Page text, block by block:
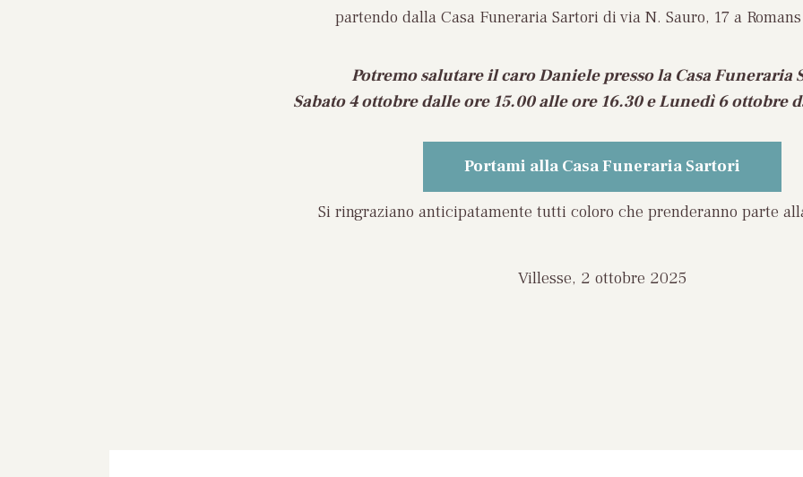
partendo dalla Casa Funeraria Sartori di via N. Sauro, 17 a Romans
Potremo salutare il caro Daniele presso la Casa Funeraria
Sabato 4 ottobre dalle ore 15.00 alle ore 16.30 e Lunedì 6 ottobre
Portami alla Casa Funeraria Sartori
Si ringraziano anticipatamente tutti coloro che prenderanno parte
Villesse, 2 ottobre 2025